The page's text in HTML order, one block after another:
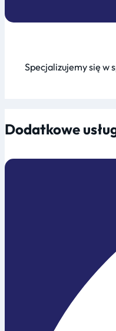
Specjalizujemy się w
Dodatkowe